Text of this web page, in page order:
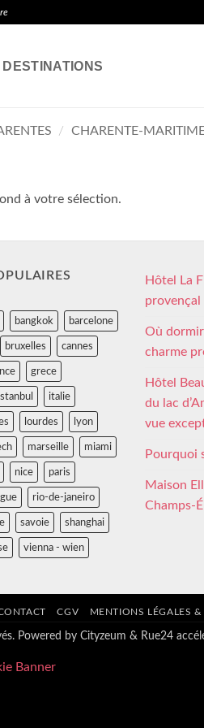
DESTINATIONS
/ CHARENTE-
à votre sélection.
bangkok barcelone
bruxelles cannes
grece
italie
lourdes lyon
marseille miami
nice paris
rio-de-janeiro
savoie shanghai
vienna - wien
Hôtel La
provençal
Où
charme
Hôtel
du lac
vue
Pourquoi
Maison
Champs-
CGV MENTIONS LÉGALES &
Powered by Cityzeum & Rue24
Banner